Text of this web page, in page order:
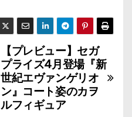
【プレビュー】セガ
プライズ4月登場『新
世紀エヴァンゲリオ
ン』コート姿のカヲ
ルフィギュア